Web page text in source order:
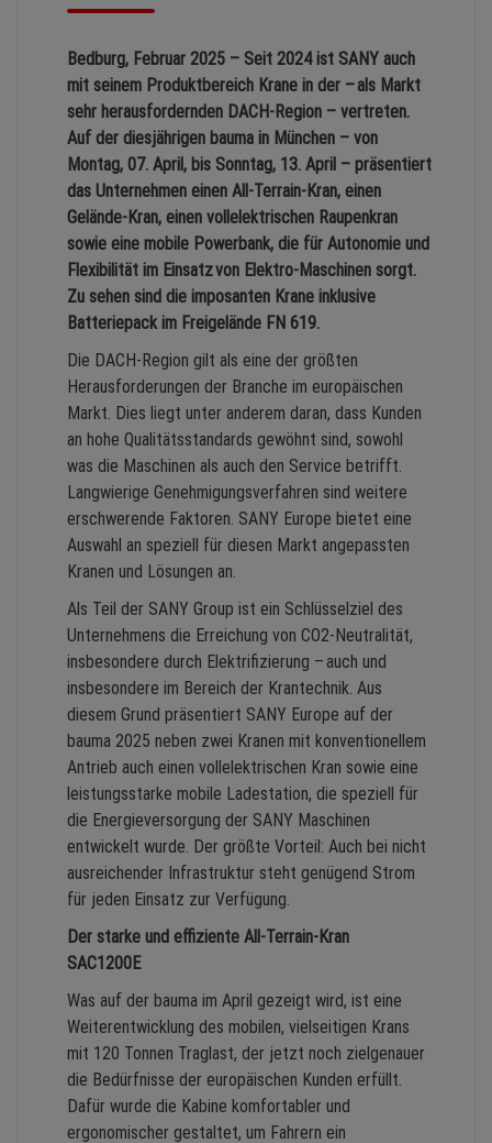
Bedburg, Februar 2025 – Seit 2024 ist SANY auch
mit seinem Produktbereich Krane in der – als Markt
sehr herausfordernden DACH-Region – vertreten.
Auf der diesjährigen bauma in München – von
Montag, 07. April, bis Sonntag, 13. April – präsentiert
das Unternehmen einen All-Terrain-Kran, einen
Gelände-Kran, einen vollelektrischen Raupenkran
sowie eine mobile Powerbank, die für Autonomie und
Flexibilität im Einsatz von Elektro-Maschinen sorgt.
Zu sehen sind die imposanten Krane inklusive
Batteriepack im Freigelände FN 619.
Die DACH-Region gilt als eine der größten
Herausforderungen der Branche im europäischen
Markt. Dies liegt unter anderem daran, dass Kunden
an hohe Qualitätsstandards gewöhnt sind, sowohl
was die Maschinen als auch den Service betrifft.
Langwierige Genehmigungsverfahren sind weitere
erschwerende Faktoren. SANY Europe bietet eine
Auswahl an speziell für diesen Markt angepassten
Kranen und Lösungen an.
Als Teil der SANY Group ist ein Schlüsselziel des
Unternehmens die Erreichung von CO2-Neutralität,
insbesondere durch Elektrifizierung – auch und
insbesondere im Bereich der Krantechnik. Aus
diesem Grund präsentiert SANY Europe auf der
bauma 2025 neben zwei Kranen mit konventionellem
Antrieb auch einen vollelektrischen Kran sowie eine
leistungsstarke mobile Ladestation, die speziell für
die Energieversorgung der SANY Maschinen
entwickelt wurde. Der größte Vorteil: Auch bei nicht
ausreichender Infrastruktur steht genügend Strom
für jeden Einsatz zur Verfügung.
Der starke und effiziente All-Terrain-Kran
SAC1200E
Was auf der bauma im April gezeigt wird, ist eine
Weiterentwicklung des mobilen, vielseitigen Krans
mit 120 Tonnen Traglast, der jetzt noch zielgenauer
die Bedürfnisse der europäischen Kunden erfüllt.
Dafür wurde die Kabine komfortabler und
ergonomischer gestaltet, um Fahrern ein